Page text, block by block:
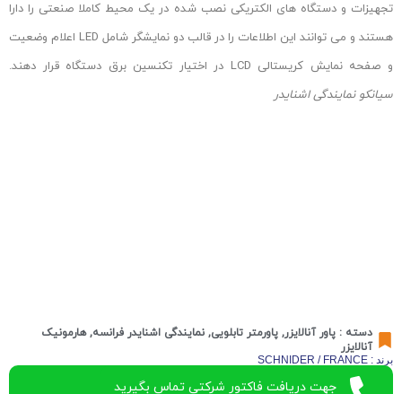
تجهیزات و دستگاه های الکتریکی نصب شده در یک محیط کاملا صنعتی را دارا
هستند و می توانند این اطلاعات را در قالب دو نمایشگر شامل LED اعلام وضعیت
و صفحه نمایش کریستالی LCD در اختیار تکنسین برق دستگاه قرار دهند.
سیانکو نمایندگی اشنایدر
دسته : پاور آنالایزر, پاورمتر تابلویی, نمایندگی اشنایدر فرانسه,هارمونیک
آنالایزر
برند : SCHNIDER / FRANCE
جهت دریافت فاکتور شرکتی تماس بگیرید